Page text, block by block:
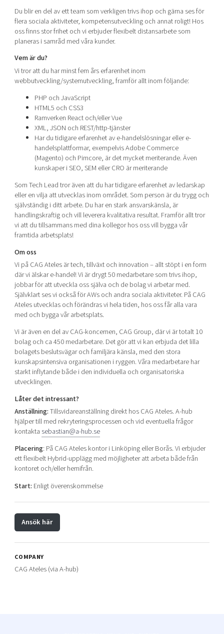
Du blir en del av ett team som verkligen trivs ihop och gärna ses för
flera sociala aktiviteter, kompetensutveckling och annat roligt! Hos
oss finns stor frihet och vi erbjuder flexibelt distansarbete som
planeras i samråd med våra kunder.
Vem är du?
Vi tror att du har minst fem års erfarenhet inom
webbutveckling/systemutveckling, framför allt inom följande:
PHP och JavaScript
HTML5 och CSS3
Ramverken React och/eller Vue
XML, JSON och REST/http-tjänster
Har du tidigare erfarenhet av e-handelslösningar eller e-
handelsplattformar, exempelvis Adobe Commerce
(Magento) och Pimcore, är det mycket meriterande. Även
kunskaper i SEO, SEM eller CRO är meriterande
Som Tech Lead tror även att du har tidigare erfarenhet av ledarskap
eller en vilja att utvecklas inom området. Som person är du trygg och
självständig i ditt arbete. Du har en stark ansvarskänsla, är
handlingskraftig och vill leverera kvalitativa resultat. Framför allt tror
vi att du tillsammans med dina kollegor hos oss vill bygga vår
framtida arbetsplats!
Om oss
Vi på CAG Ateles är tech, tillväxt och innovation – allt stöpt i en form
där vi älskar e-handel! Vi är drygt 50 medarbetare som trivs ihop,
jobbar för att utveckla oss själva och de bolag vi arbetar med.
Självklart ses vi också för AWs och andra sociala aktiviteter. På CAG
Ateles utvecklas och förändras vi hela tiden, hos oss får alla vara
med och bygga vår arbetsplats.
Vi är även en del av CAG-koncernen, CAG Group, där vi är totalt 10
bolag och ca 450 medarbetare. Det gör att vi kan erbjuda det lilla
bolagets beslutsvägar och familjära känsla, med den stora
kunskapsintensiva organisationen i ryggen. Våra medarbetare har
starkt inflytande både i den individuella och organisatoriska
utvecklingen.
Låter det intressant?
Anställning:Tillsvidareanställning direkt hos CAG Ateles. A-hub
hjälper till med rekryteringsprocessen och vid eventuella frågor
kontakta sebastian@a-hub.se
Placering: På CAG Ateles kontor i Linköping eller Borås. Vi erbjuder
ett flexibelt Hybrid-upplägg med möjligheter att arbeta både från
kontoret och/eller hemifrån.
Start: Enligt överenskommelse
Ansök här
COMPANY
CAG Ateles (via A-hub)